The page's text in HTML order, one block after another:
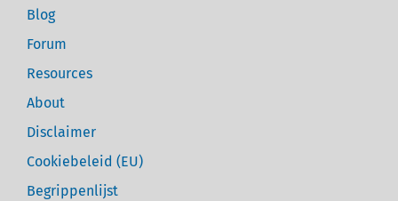
Blog
Forum
Resources
About
Disclaimer
Cookiebeleid (EU)
Begrippenlijst